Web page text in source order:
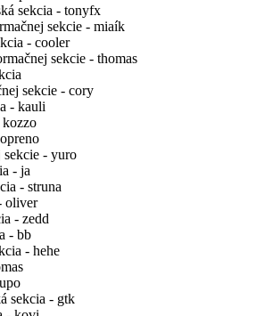
sekcia - tonyfx
sekcie - miaík
- cooler
sekcie - thomas
sekcie - cory
- kauli
- yuro
- ja
- struna
oliver
- zedd
- bb
- hehe
sekcia - gtk